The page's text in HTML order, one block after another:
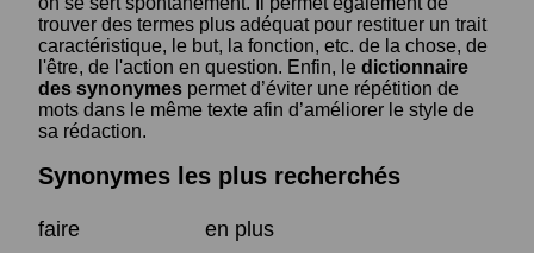
trouver des termes plus adéquat pour restituer un trait
caractéristique, le but, la fonction, etc. de la chose, de
l'être, de l'action en question. Enfin, le dictionnaire
des synonymes permet d’éviter une répétition de
mots dans le même texte afin d’améliorer le style de
sa rédaction.
Synonymes les plus recherchés
faire
en plus